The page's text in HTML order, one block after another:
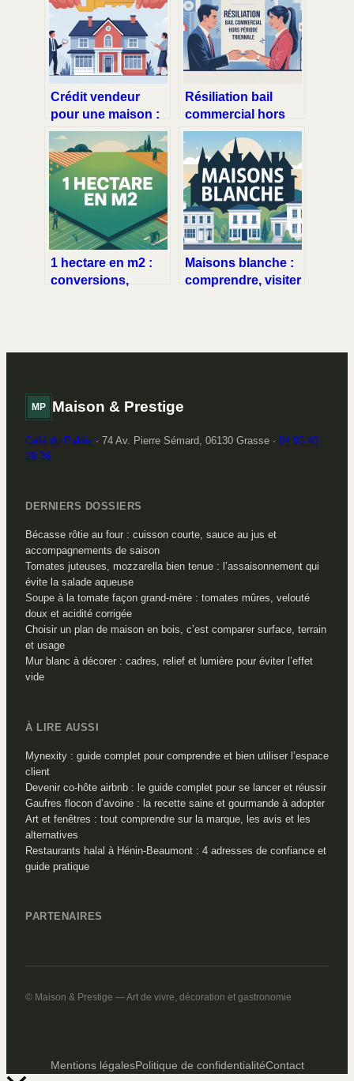
Crédit vendeur
pour une maison :
le guide complet
pour acheteurs et
vendeurs
Résiliation bail
commercial hors
période triennale :
options et
stratégies
1 hectare en m2 :
conversions,
Maisons blanche :
comprendre, visiter
MP Maison & Prestige
Café du Palais · 74 Av. Pierre Sémard, 06130 Grasse · 04 93 40
29 26
DERNIERS DOSSIERS
Bécasse rôtie au four : cuisson courte, sauce au jus et
accompagnements de saison
Tomates juteuses, mozzarella bien tenue : l’assaisonnement qui
évite la salade aqueuse
Soupe à la tomate façon grand-mère : tomates mûres, velouté
doux et acidité corrigée
Choisir un plan de maison en bois, c’est comparer surface, terrain
et usage
Mur blanc à décorer : cadres, relief et lumière pour éviter l’effet
vide
À LIRE AUSSI
Mynexity : guide complet pour comprendre et bien utiliser l’espace
client
Devenir co-hôte airbnb : le guide complet pour se lancer et réussir
Gaufres flocon d’avoine : la recette saine et gourmande à adopter
Art et fenêtres : tout comprendre sur la marque, les avis et les
alternatives
Restaurants halal à Hénin-Beaumont : 4 adresses de confiance et
guide pratique
PARTENAIRES
© Maison & Prestige — Art de vivre, décoration et gastronomie
Mentions légalesPolitique de confidentialitéContact